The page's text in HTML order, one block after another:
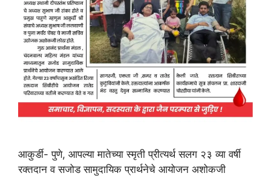
आकुर्डी- पुणे, आपल्या मातेच्या स्मृती प्रीत्यर्थ सलग २३ व्या वर्षी
रक्तदान व सजोड सामुदायिक प्रार्थनेचे आयोजन अशोकजी